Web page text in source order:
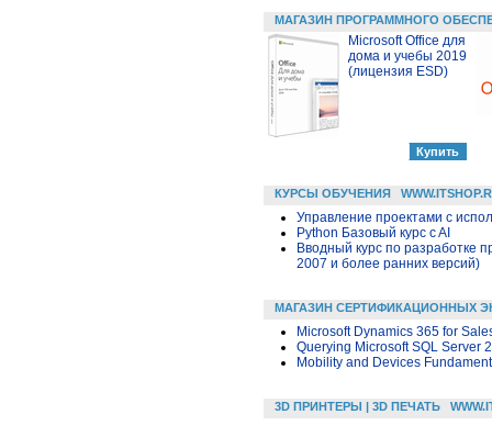
МАГАЗИН ПРОГРАММНОГО
Microsoft Office для
дома и учебы 2019
(лицензия ESD)
КУРСЫ ОБУЧЕНИЯ
Управление проектами с
Python Базовый курс c AI
Вводный курс по разработке
2007 и более ранних версий)
МАГАЗИН СЕРТИФИКАЦИОННЫХ
Microsoft Dynamics 365 for
Querying Microsoft SQL Server
Mobility and Devices
3D ПРИНТЕРЫ | 3D ПЕЧАТЬ